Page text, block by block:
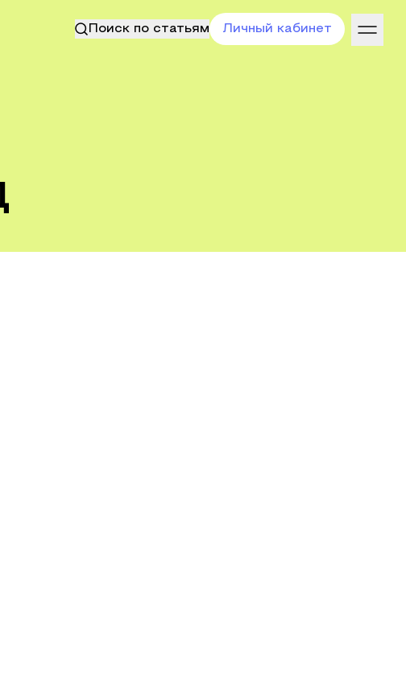
Поиск по статьям Личный кабинет